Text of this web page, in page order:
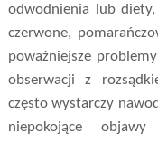
odwodnienia lub
czerwone,
poważniejsze
obserwacji z
często wystarczy
niepokojące